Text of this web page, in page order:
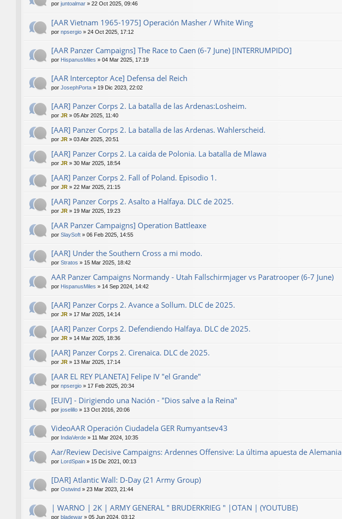
por juntoalmar » 22 Oct 2025, 09:46
[AAR Vietnam 1965-1975] Operación Masher / White Wing
por npsergio » 24 Oct 2025, 17:12
[AAR Panzer Campaigns] The Race to Caen (6-7 June) [INTERRUMPIDO]
por HispanusMiles » 04 Mar 2025, 17:19
[AAR Interceptor Ace] Defensa del Reich
por JosephPorta » 19 Dic 2023, 22:02
[AAR] Panzer Corps 2. La batalla de las Ardenas:Losheim.
por JR » 05 Abr 2025, 11:40
[AAR] Panzer Corps 2. La batalla de las Ardenas. Wahlerscheid.
por JR » 03 Abr 2025, 20:51
[AAR] Panzer Corps 2. La caida de Polonia. La batalla de Mlawa
por JR » 30 Mar 2025, 18:54
[AAR] Panzer Corps 2. Fall of Poland. Episodio 1.
por JR » 22 Mar 2025, 21:15
[AAR] Panzer Corps 2. Asalto a Halfaya. DLC de 2025.
por JR » 19 Mar 2025, 19:23
[AAR Panzer Campaigns] Operation Battleaxe
por SlaySoft » 06 Feb 2025, 14:55
[AAR] Under the Southern Cross a mi modo.
por Stratos » 15 Mar 2025, 18:42
AAR Panzer Campaigns Normandy - Utah Fallschirmjager vs Paratrooper (6-7 June)
por HispanusMiles » 14 Sep 2024, 14:42
[AAR] Panzer Corps 2. Avance a Sollum. DLC de 2025.
por JR » 17 Mar 2025, 14:14
[AAR] Panzer Corps 2. Defendiendo Halfaya. DLC de 2025.
por JR » 14 Mar 2025, 18:36
[AAR] Panzer Corps 2. Cirenaica. DLC de 2025.
por JR » 13 Mar 2025, 17:14
[AAR EL REY PLANETA] Felipe IV "el Grande"
por npsergio » 17 Feb 2025, 20:34
[EUIV] - Dirigiendo una Nación - "Dios salve a la Reina"
por joselillo » 13 Oct 2016, 20:06
VideoAAR Operación Ciudadela GER Rumyantsev43
por IndiaVerde » 11 Mar 2024, 10:35
Aar/Review Decisive Campaigns: Ardennes Offensive: La última apuesta de Alemania
por LordSpain » 15 Dic 2021, 00:13
[DAR] Atlantic Wall: D-Day (21 Army Group)
por Ostwind » 23 Mar 2023, 21:44
| WARNO | 2K | ARMY GENERAL " BRUDERKRIEG " |OTAN | (YOUTUBE)
por bladewar » 05 Jun 2024, 03:12